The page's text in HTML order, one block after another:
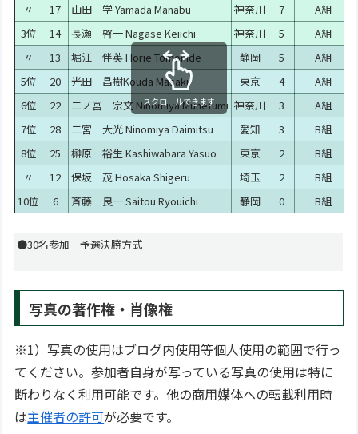
〃 17 山田 学Yamada Manabu 神奈川 7
A組
3位
14 長瀬 啓一Nagase Keiichi 神奈川 5
A組
〃
13 堀江 伴英Horie Tomohide 静岡 5
A組
5位
20 光田 昌樹Kouda Masaki 東京 4
A組
6位
22 二ノ宮 宗文 Ninomiya Munefumi 神奈川 3
A組
7位
28 二宮 大光Ninomiya Daimitsu 愛知 3
B組
8位
25 榊原 裕生Kashiwabara Yasuo 東京 2
B組
〃
12 保坂 茂Hosaka Shigeru 埼玉 2
B組
10位
6 斉藤 良一Saitou Ryouichi 静岡 0 B組
スクロールできます
●30名参加 予選決勝方式
写真の著作権・肖像権
※1）写真の使用はブログ内使用等個人使用の範囲で行っ
てください。参加者自身が写っている写真の使用は特に
断わりなく利用可能です。他の商用媒体への転載利用時
は主催者の許可が必要です。